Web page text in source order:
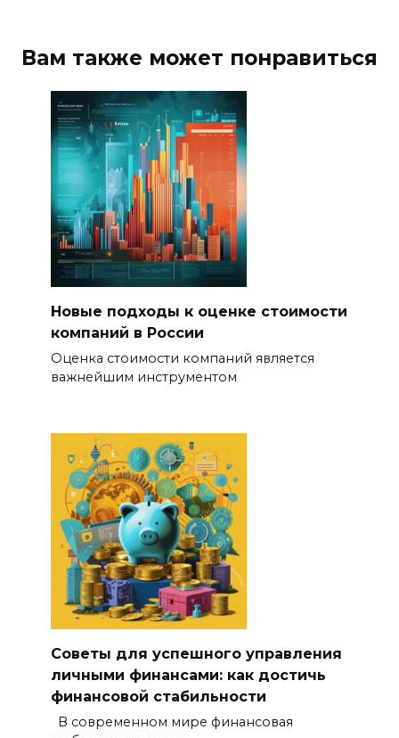
Вам также может понравиться
Новые подходы к оценке стоимости
компаний в России
Оценка стоимости компаний является
важнейшим инструментом
Советы для успешного управления
личными финансами: как достичь
финансовой стабильности
В современном мире финансовая